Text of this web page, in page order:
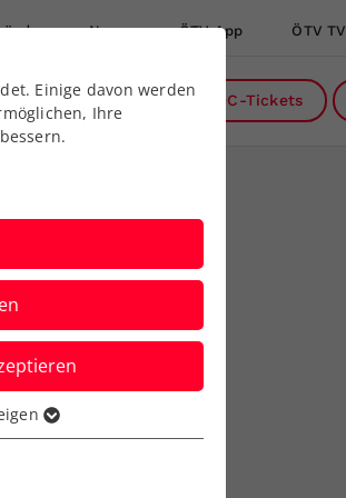
News ÖTV App ÖTV TV
Über uns DC-Tickets
Prix
Einige davon werden
Ihre
Funktionen der
die Webseite